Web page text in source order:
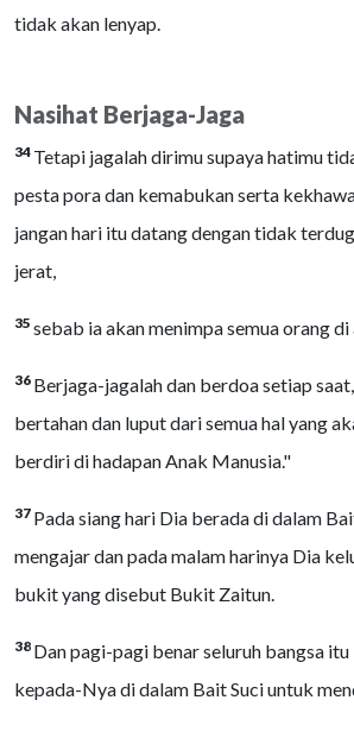
tidak akan lenyap.
Nasihat Berjaga-Jaga
34 Tetapi jagalah dirimu supaya hatimu
pesta pora dan kemabukan serta
jangan hari itu datang dengan tidak
jerat,
35 sebab ia akan menimpa semua orang
36 Berjaga-jagalah dan berdoa setiap
bertahan dan luput dari semua hal yang
berdiri di hadapan Anak Manusia."
37 Pada siang hari Dia berada di dalam
mengajar dan pada malam harinya Dia
bukit yang disebut Bukit Zaitun.
38 Dan pagi-pagi benar seluruh bangsa
kepada-Nya di dalam Bait Suci untuk